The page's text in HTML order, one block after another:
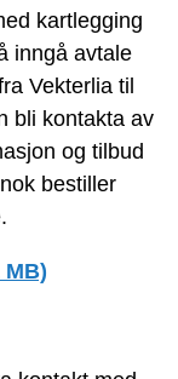
kartlegging
inngå avtale
Vekterlia til
bli kontakta av
og tilbud
bestiller
MB)